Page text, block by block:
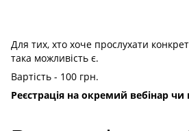
Для тих, хто хоче прослухати
така можливість є.
Вартість - 100 грн.
Реєстрація на окремий вебінар чи